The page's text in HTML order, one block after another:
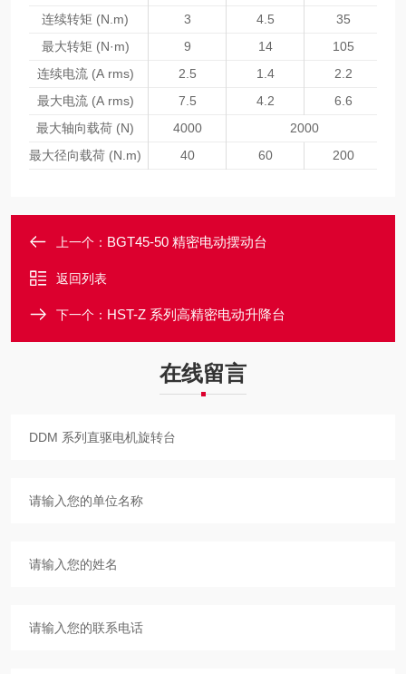
连续转矩 (N.m)
3 4.5
35
最大转矩 (N·m)
9 14
105
连续电流 (A rms)
2.5 1.4
2.2
最大电流 (A rms)
7.5 4.2
6.6
最大轴向载荷 (N)
4000
2000
最大径向载荷 (N.m)
40 60 200
上一个： BGT45-50 精密电动摆动台
返回列表
下一个： HST-Z 系列高精密电动升降台
在线留言